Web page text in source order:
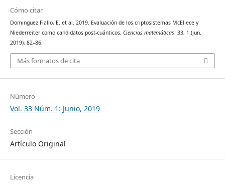
Cómo citar
Dominguez Fiallo, E. et al. 2019. Evaluación de los criptosistemas McEliece y
Niederreiter como candidatos post-cuánticos. Ciencias matemáticas. 33, 1 (jun.
2019), 82–86.
Más formatos de cita
Número
Vol. 33 Núm. 1: Junio, 2019
Sección
Artículo Original
Licencia